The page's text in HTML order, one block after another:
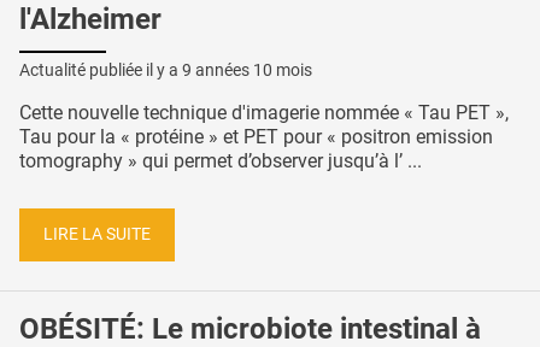
l'Alzheimer
Actualité publiée il y a 9 années 10 mois
Cette nouvelle technique d'imagerie nommée « Tau PET »,
Tau pour la « protéine » et PET pour « positron emission
tomography » qui permet d’observer jusqu’à l’ ...
LIRE LA SUITE
OBÉSITÉ: Le microbiote intestinal à